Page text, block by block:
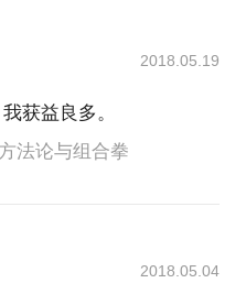
2018.05.19
获益良多。
法论与组合拳
2018.05.04